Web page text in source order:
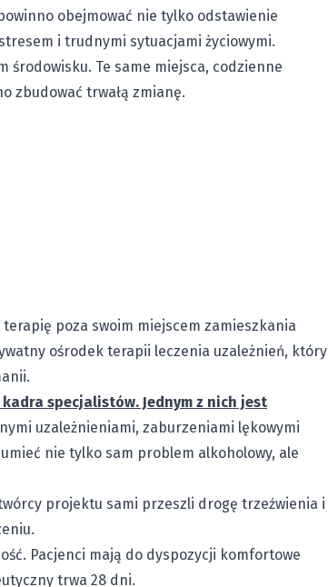
obejmować nie tylko odstawienie
i trudnymi sytuacjami życiowymi.
środowisku. Te same miejsca, codzienne
zbudować trwałą zmianę.
poza swoim miejscem zamieszkania
ośrodek terapii leczenia uzależnień, który
specjalistów. Jednym z nich jest
uzależnieniami, zaburzeniami lękowymi
nie tylko sam problem alkoholowy, ale
projektu sami przeszli drogę trzeźwienia i
Pacjenci mają do dyspozycji komfortowe
trwa 28 dni.